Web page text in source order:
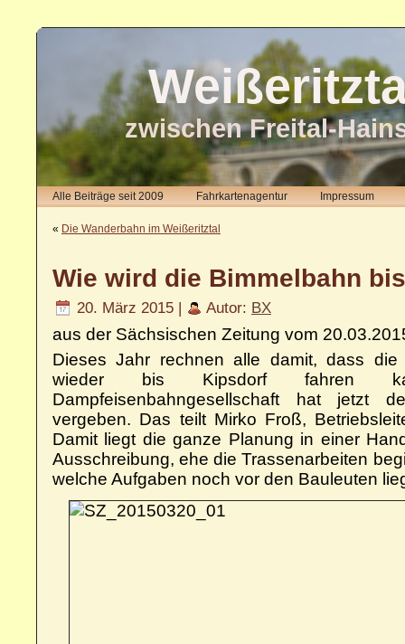
zwischen Freital-
Alle Beiträge seit 2009 Fahrkartenagentur Impressum
« Die Wanderbahn im Weißeritztal
Wie wird die Bimmelbahn
20. März 2015 | Autor: BX
aus der Sächsischen Zeitung vom
Dieses Jahr rechnen alle damit, dass die
wieder bis Kipsdorf fahren
Dampfeisenbahngesellschaft hat jetzt
vergeben. Das teilt Mirko Froß,
Damit liegt die ganze Planung in einer
Ausschreibung, ehe die Trassenarbeiten
welche Aufgaben noch vor den Bauleuten